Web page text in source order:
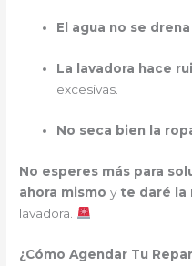
El agua no se drena
La lavadora hace
excesivas.
No seca bien la
No esperes más para
ahora mismo y te daré la
lavadora.
¿Cómo Agendar Tu